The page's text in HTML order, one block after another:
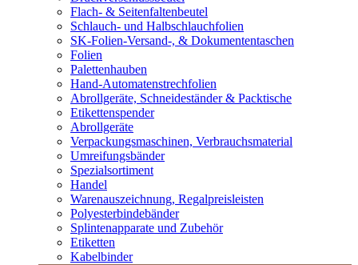
Flach- & Seitenfaltenbeutel
Schlauch- und Halbschlauchfolien
SK-Folien-Versand-, & Dokumententaschen
Folien
Palettenhauben
Hand-Automatenstrechfolien
Abrollgeräte, Schneideständer & Packtische
Etikettenspender
Abrollgeräte
Verpackungsmaschinen, Verbrauchsmaterial
Umreifungsbänder
Spezialsortiment
Handel
Warenauszeichnung, Regalpreisleisten
Polyesterbindebänder
Splintenapparate und Zubehör
Etiketten
Kabelbinder